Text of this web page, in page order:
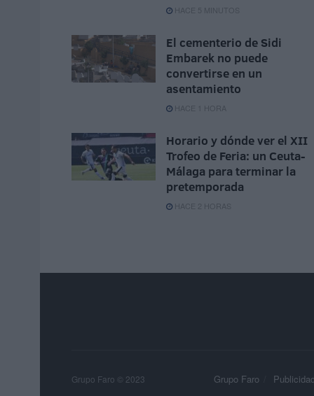
HACE 5 MINUTOS
El cementerio de Sidi
Embarek no puede
convertirse en un
asentamiento
HACE 1 HORA
Horario y dónde ver el XII
Trofeo de Feria: un Ceuta-
Málaga para terminar la
pretemporada
HACE 2 HORAS
Grupo Faro Publicidad
Grupo Faro © 2023